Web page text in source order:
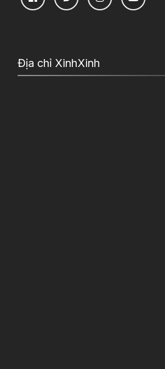
Địa chỉ XinhXinh